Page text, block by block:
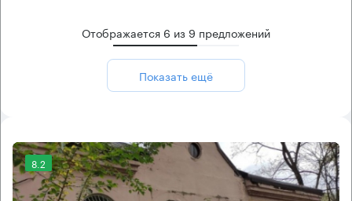
Отображается 6 из 9 предложений
Показать ещё
8.2